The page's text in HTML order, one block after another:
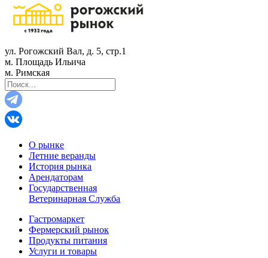
ул. Рогожский Вал, д. 5, стр.1
м. Площадь Ильича
м. Римская
О рынке
Летние веранды
История рынка
Арендаторам
Государственная
Ветеринарная Служба
Гастромаркет
Фермерский рынок
Продукты питания
Услуги и товары